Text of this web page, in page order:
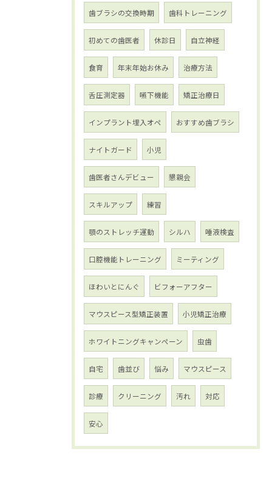
歯ブラシの交換時期 歯科トレーニング
初めての歯医者 休診日 自立神経
食育 年末年始お休み 治療方法
舌圧測定器 嚥下機能 矯正治療日
インプラント埋入オペ おすすめ歯ブラシ
ナイトガード 小児
歯医者さんデビュー 懇親会
スキルアップ 練習
顎のストレッチ運動 シルハ 唾液検査
口腔機能トレーニング ミーティング
ほわいとにんぐ ビフォーアフター
マウスピース型矯正装置 小児矯正治療
ホワイトニングキャンペーン 虫歯
自宅 歯並び 悩み マウスピース
診療 クリーニング 汚れ 対応
安心